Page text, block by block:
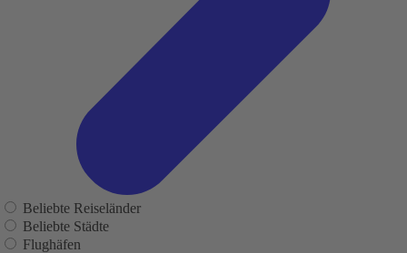
Beliebte Reiseländer
Beliebte Städte
Flughäfen